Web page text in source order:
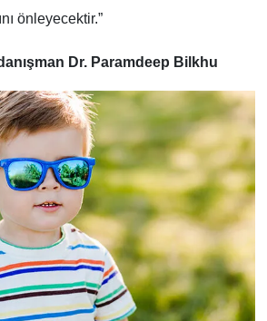
önleyecektir.”
Dr. Paramdeep Bilkhu